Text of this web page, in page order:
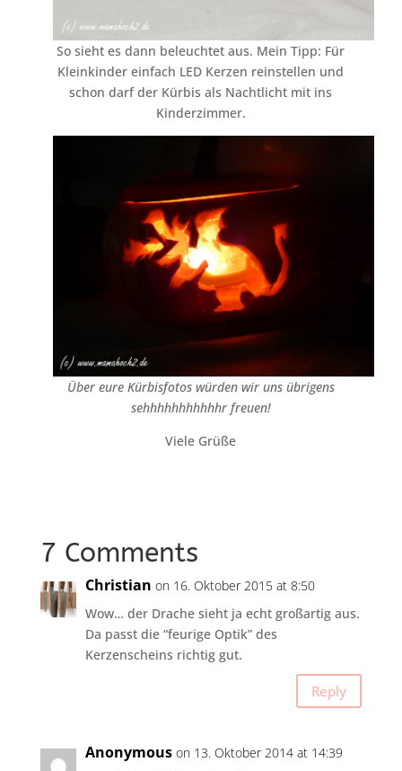
So sieht es dann beleuchtet aus. Mein Tipp: Für
Kleinkinder einfach LED Kerzen reinstellen und
schon darf der Kürbis als Nachtlicht mit ins
Kinderzimmer.
Über eure Kürbisfotos würden wir uns übrigens
sehhhhhhhhhhhr freuen!
Viele Grüße
7 Comments
Christian on 16. Oktober 2015 at 8:50
Wow… der Drache sieht ja echt großartig aus.
Da passt die “feurige Optik” des
Kerzenscheins richtig gut.
Reply
Anonymous on 13. Oktober 2014 at 14:39